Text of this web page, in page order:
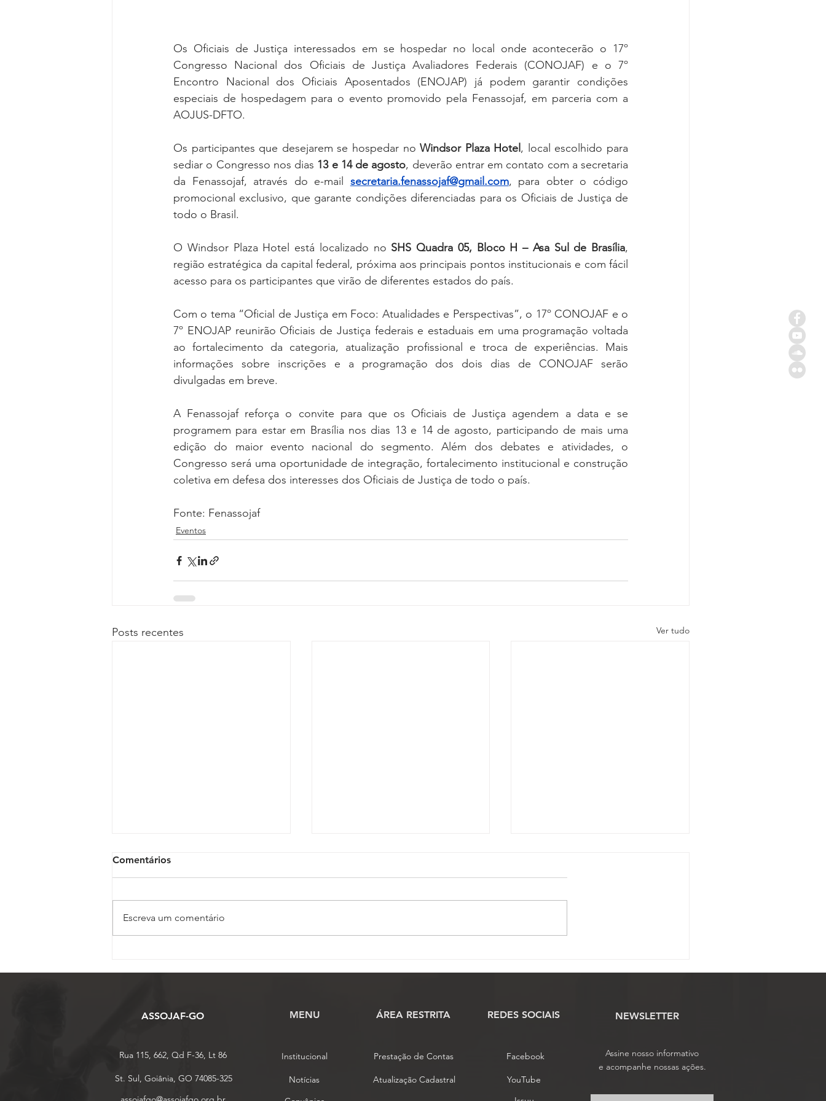
Os Oficiais de Justiça interessados em se hospedar no local onde acontecerão o 17º
Congresso Nacional dos Oficiais de Justiça Avaliadores Federais (CONOJAF) e o 7º
Encontro Nacional dos Oficiais Aposentados (ENOJAP) já podem garantir condições
especiais de hospedagem para o evento promovido pela Fenassojaf, em parceria com a
AOJUS-DFTO.
Os participantes que desejarem se hospedar no Windsor Plaza Hotel , local escolhido para
sediar o Congresso nos dias 13 e 14 de agosto, deverão entrar em contato com a secretaria
da Fenassojaf, através do e-mail secretaria.fenassojaf@gmail.com, para obter o código
promocional exclusivo, que garante condições diferenciadas para os Oficiais de Justiça de
todo o Brasil.
O Windsor Plaza Hotel está localizado no SHS Quadra 05, Bloco H – Asa Sul de Brasília,
região estratégica da capital federal, próxima aos principais pontos institucionais e com fácil
acesso para os participantes que virão de diferentes estados do país.
Com o tema “Oficial de Justiça em Foco: Atualidades e Perspectivas”, o 17º CONOJAF e o
7º ENOJAP reunirão Oficiais de Justiça federais e estaduais em uma programação voltada
ao fortalecimento da categoria, atualização profissional e troca de experiências. Mais
informações sobre inscrições e a programação dos dois dias de CONOJAF serão
divulgadas em breve.
A Fenassojaf reforça o convite para que os Oficiais de Justiça agendem a data e se
programem para estar em Brasília nos dias 13 e 14 de agosto, participando de mais uma
edição do maior evento nacional do segmento. Além dos debates e atividades, o
Congresso será uma oportunidade de integração, fortalecimento institucional e construção
coletiva em defesa dos interesses dos Oficiais de Justiça de todo o país.
Fonte: Fenassojaf
Eventos
Posts recentes Ver tudo
dos Oficiais de Justiça
Comentários
Escreva um comentário
ASSOJAF-GO MENU ​ÁREA RESTRITA REDES SOCIAIS NEWSLETTER
Rua 115, 662, Qd F-36, Lt 86
St. Sul, Goiânia, GO 74085-325
Institucional
Notícias
Prestação de Contas
Atualização Cadastral
Facebook
YouTube
Assine nosso informativo
e acompanhe nossas ações.